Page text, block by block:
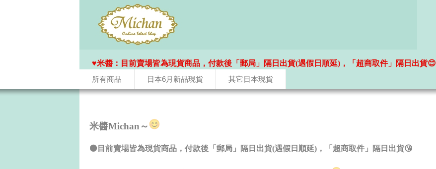
所有商品 日本6月新品現貨 其它日本現貨
♥️米醬：目前賣場皆為現貨商品，付款後「郵局」隔日出貨(遇假日順延)，「超商取件」隔日出貨😊